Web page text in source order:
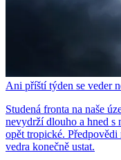
Ani příští týden se veder
Studená fronta na naše
nevydrží dlouho a hned s
opět tropické.
vedra konečně ustat.